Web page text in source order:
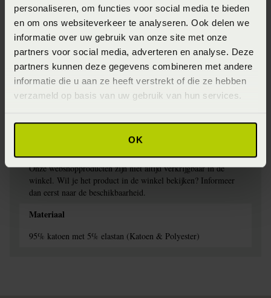
personaliseren, om functies voor social media te bieden
en om ons websiteverkeer te analyseren. Ook delen we
informatie over uw gebruik van onze site met onze
partners voor social media, adverteren en analyse. Deze
partners kunnen deze gegevens combineren met andere
informatie die u aan ze heeft verstrekt of die ze hebben
verzameld op basis van uw gebruik van hun services.
OK
Afwerking
Voorzien van elastiek rondom voor een uitstekende pasvorm
Wasinstructie
Wassen op maximaal 60 graden
Levertijd
Levering vindt plaats binnen 1-3 werkdagen
Onze webshopproducten zijn niet altijd verkrijgbaar in de
winkel. Wil je het product in de winkel bekijken? Informeer
dan eerst naar de beschikbaarheid.
Materiaal
95% katoen met 5% elastan (Katoen & Polyester)